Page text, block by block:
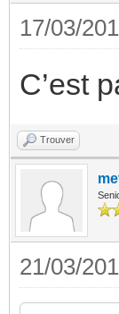
17/03/
C’est
Trouver
21/03/